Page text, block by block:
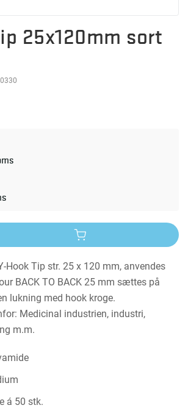
25x120mm sort
Hook Tip str. 25 x 120 mm, anvendes
BACK TO BACK 25 mm sættes på
lukning med hook kroge.
Medicinal industrien, industri,
m.m.
á 50 stk.